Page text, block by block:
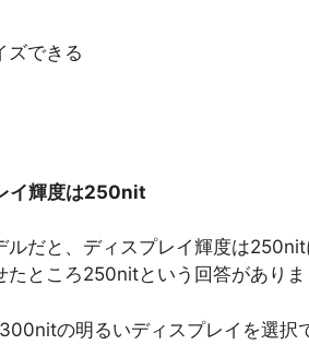
ズできる
イ輝度は250nit
ルだと、ディスプレイ輝度は
ところ250nitという回答がありま
の明るいディスプレイを選択